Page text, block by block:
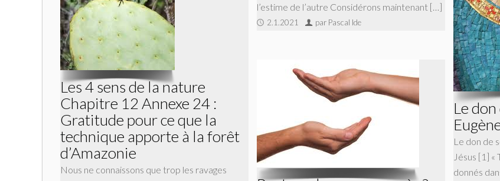
l’estime de l’autre Considérons maintenant […]
2.1.2021 par Pascal Ide
Le
Le don de
Jésus [1] «
donnés
Les 4 sens de la nature
Chapitre 12 Annexe 24 :
Gratitude pour ce que la
technique apporte à la forêt
d’Amazonie
Nous ne connaissons que trop les ravages